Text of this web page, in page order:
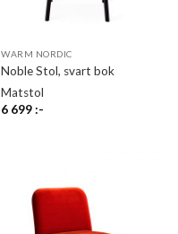
WARM NORDIC
Noble Stol, svart bok
Matstol
6 699:-